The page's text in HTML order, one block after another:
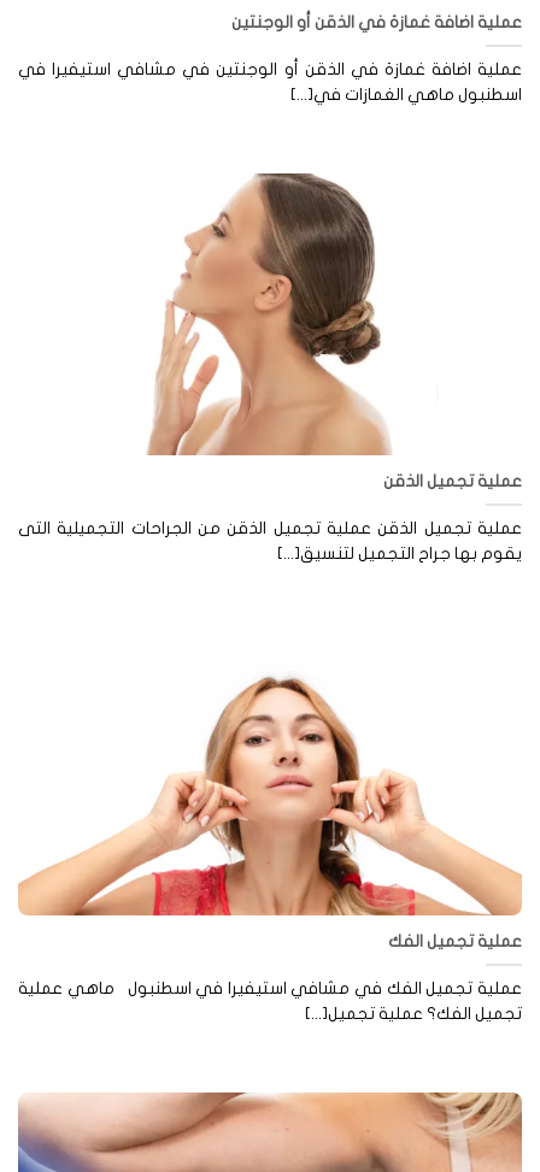
اضافة غمازة في الذقن أو الوجنتين
اضافة غمازة في الذقن أو الوجنتين في مشافي استيفيرا في
ماهي الغمازات في[...]
تجميل الذقن
تجميل الذقن عملية تجميل الذقن من الجراحات التجميلية التى
بها جراح التجميل لتنسيق[...]
تجميل الفك
تجميل الفك في مشافي استيفيرا في اسطنبول ماهي عملية
الفك؟ عملية تجميل[...]